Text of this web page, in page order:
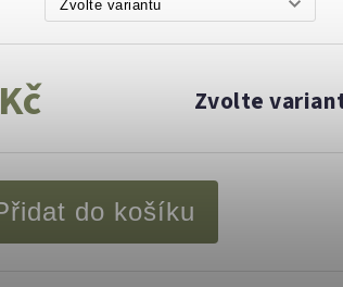
Zvolte
do košíku